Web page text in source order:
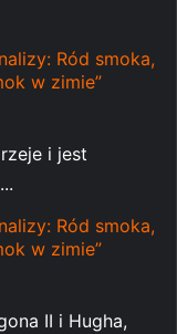
Ród smoka,
w zimie”
i jest
Ród smoka,
w zimie”
II i Hugha,